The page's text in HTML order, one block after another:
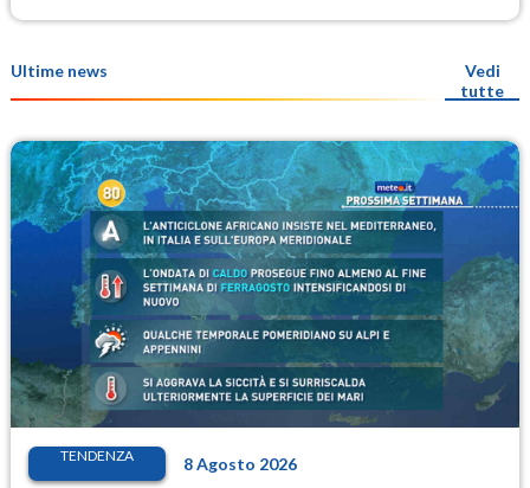
Ultime news
Vedi
tutte
TENDENZA 8 Agosto 2026